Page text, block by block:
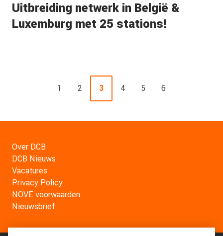
Uitbreiding netwerk in België &
Luxemburg met 25 stations!
1 2 3 4 5 6
Over DCB
DCB Nieuws
Vacatures
Privacy Policy
NOVE voorwaarden
Nieuwsbrief